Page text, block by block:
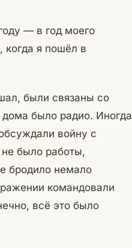
— в год моего
я пошёл в
были связаны со
было радио. Иногда
войну с
было работы,
бродило немало
командовали
всё это было